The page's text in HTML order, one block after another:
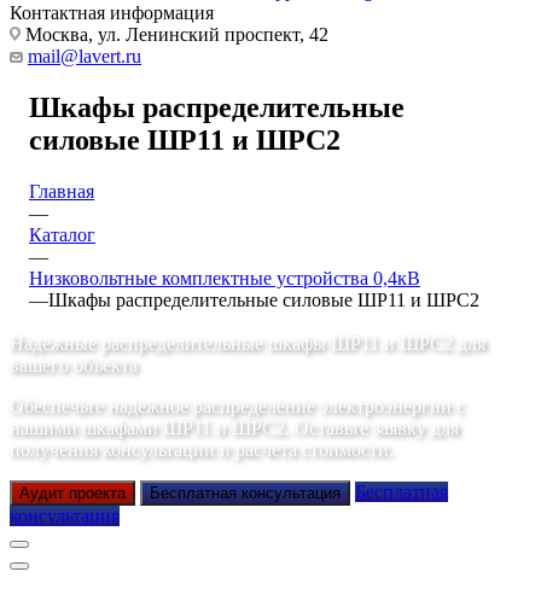
Контактная информация
Москва, ул. Ленинский проспект, 42
mail@lavert.ru
Шкафы распределительные
силовые ШР11 и ШРС2
Главная
—
Каталог
—
Низковольтные комплектные устройства 0,4кВ
—Шкафы распределительные силовые ШР11 и ШРС2
Надежные распределительные шкафы ШР11 и ШРС2 для
вашего объекта
Обеспечьте надежное распределение электроэнергии с
нашими шкафами ШР11 и ШРС2. Оставьте заявку для
получения консультации и расчета стоимости.
Аудит проекта Бесплатная консультация
Бесплатная
консультация